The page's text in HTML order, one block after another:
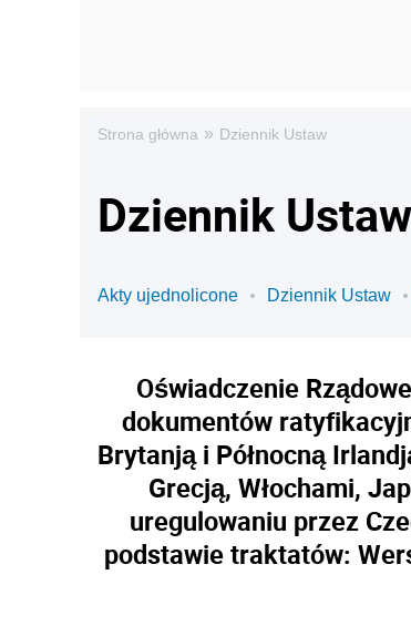
Strona główna » Dziennik Ustaw
Dziennik
Akty ujednolicone Dziennik Ustaw
Oświadczenie
dokumentów
Brytanją i Północną
Grecją, Włochami,
uregulowaniu przez
podstawie traktatów: